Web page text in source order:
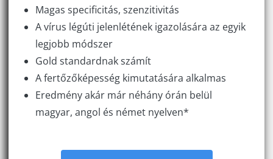
Magas specificitás, szenzitivitás
A vírus légúti jelenlétének igazolására az egyik
legjobb módszer
Gold standardnak számít
A fertőzőképesség kimutatására alkalmas
Eredmény akár már néhány órán belül
magyar, angol és német nyelven*